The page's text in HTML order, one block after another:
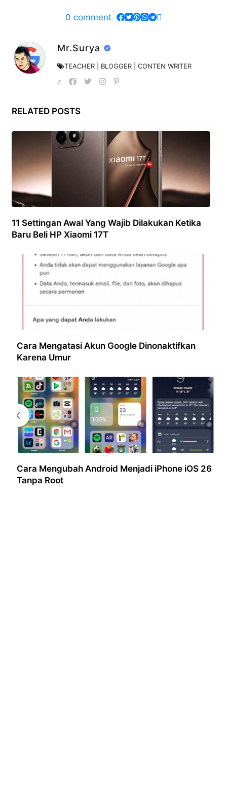
0 comment
Mr.Surya
TEACHER | BLOGGER | CONTEN WRITER
RELATED POSTS
11 Settingan Awal Yang Wajib Dilakukan Ketika
Baru Beli HP Xiaomi 17T
Cara Mengatasi Akun Google Dinonaktifkan
Karena Umur
Cara Mengubah Android Menjadi iPhone iOS 26
Tanpa Root